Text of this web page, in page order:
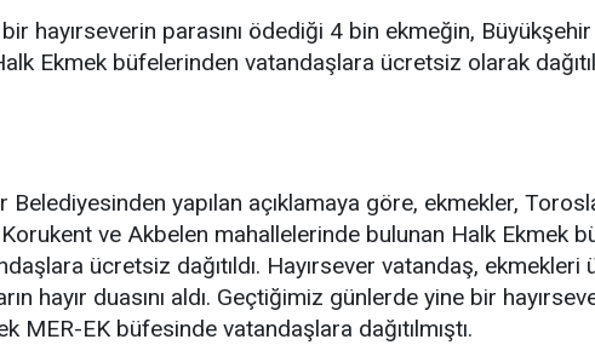
hayırseverin parasını ödediği 4 bin ekmeğin,
Ekmek büfelerinden vatandaşlara ücretsiz olarak
Belediyesinden yapılan açıklamaya göre, ekmekler,
ve Akbelen mahallelerinde bulunan Halk Ekmek
ücretsiz dağıtıldı. Hayırsever vatandaş, ekmekleri
hayır duasını aldı. Geçtiğimiz günlerde yine bir
MER-EK büfesinde vatandaşlara dağıtılmıştı.